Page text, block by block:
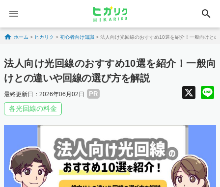
search
Skip to content
ホーム > ヒカリク > 初心者向け知識 > 法人向け光回線のおすすめ10選を紹介！一般向けと
法人向け光回線のおすすめ10選を紹介！一般向
けとの違いや回線の選び方を解説
最終更新日：2026年06月02日 PR X
各光回線の料金